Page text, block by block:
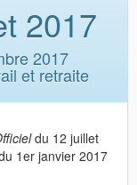
2017
2017
et retraite
du 12 juillet
1er janvier 2017